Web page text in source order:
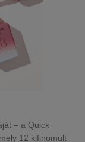
– a Quick
12 kifinomult